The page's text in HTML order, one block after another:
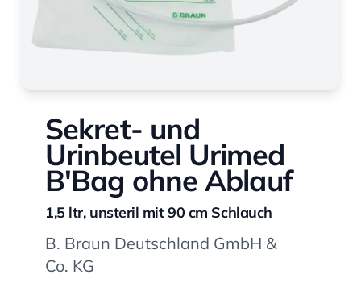
Sekret- und
Urinbeutel Urimed
B'Bag ohne Ablauf
1,5 ltr, unsteril mit 90 cm Schlauch
B. Braun Deutschland GmbH &
Co. KG